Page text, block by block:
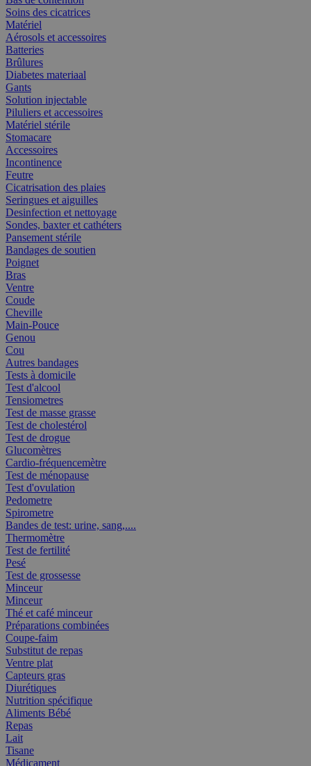
Soins des cicatrices
Matériel
Aérosols et accessoires
Batteries
Brûlures
Diabetes materiaal
Gants
Solution injectable
Piluliers et accessoires
Matériel stérile
Stomacare
Accessoires
Incontinence
Feutre
Cicatrisation des plaies
Seringues et aiguilles
Desinfection et nettoyage
Sondes, baxter et cathéters
Pansement stérile
Bandages de soutien
Poignet
Bras
Ventre
Coude
Cheville
Main-Pouce
Genou
Cou
Autres bandages
Tests à domicile
Test d'alcool
Tensiometres
Test de masse grasse
Test de cholestérol
Test de drogue
Glucomètres
Cardio-fréquencemètre
Test de ménopause
Test d'ovulation
Pedometre
Spirometre
Bandes de test: urine, sang,....
Thermomètre
Test de fertilité
Pesé
Test de grossesse
Minceur
Minceur
Thé et café minceur
Préparations combinées
Coupe-faim
Substitut de repas
Ventre plat
Capteurs gras
Diurétiques
Nutrition spécifique
Aliments Bébé
Repas
Lait
Tisane
Médicament